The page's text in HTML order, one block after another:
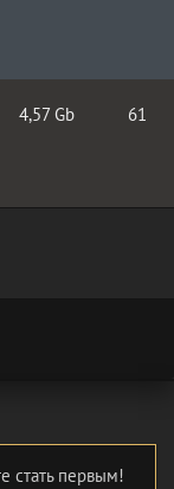
4,57 Gb 61
стать первым!